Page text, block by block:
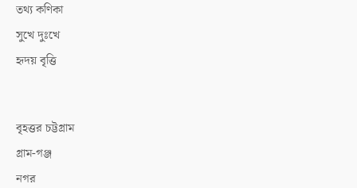
তথ্য কণিকা
সুখে দুঃখে
হৃদয় বৃত্তি
বৃহত্তর চট্টগ্রাম
গ্রাম-গঞ্জ
নগর